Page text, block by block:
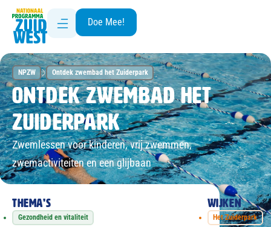
Doe Mee!
NPZW Ontdek zwembad het Zuiderpark
Ontdek zwembad het
Zuiderpark
Zwemlessen voor kinderen, vrij zwemmen,
zwemactiviteiten en een glijbaan
Thema's
Gezondheid en vitaliteit
Wijken
Het Zuiderpark